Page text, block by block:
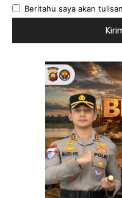
Beritahu saya akan